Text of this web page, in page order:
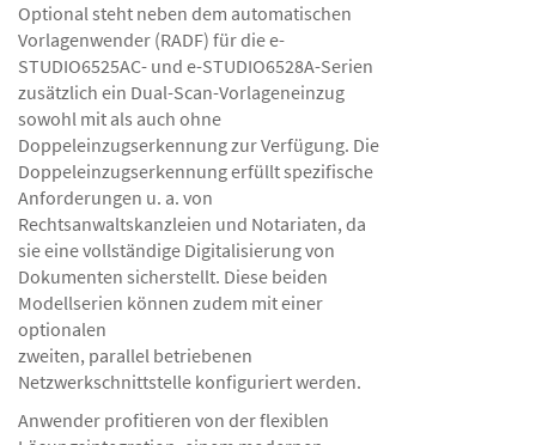
Optional steht neben dem automatischen
Vorlagenwender (RADF) für die e-
STUDIO6525AC- und e-STUDIO6528A-Serien
zusätzlich ein Dual-Scan-Vorlageneinzug
sowohl mit als auch ohne
Doppeleinzugserkennung zur Verfügung. Die
Doppeleinzugserkennung erfüllt spezifische
Anforderungen u. a. von
Rechtsanwaltskanzleien und Notariaten, da
sie eine vollständige Digitalisierung von
Dokumenten sicherstellt. Diese beiden
Modellserien können zudem mit einer
optionalen
zweiten, parallel betriebenen
Netzwerkschnittstelle konfiguriert werden.
Anwender profitieren von der flexiblen